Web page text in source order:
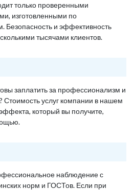
только проверенными
изготовленными по
Безопасность и эффективность
тысячами клиентов.
заплатить за профессионализм и
Стоимость услуг компании в нашем
который вы получите,
наблюдение с
норм и ГОСТов. Если при